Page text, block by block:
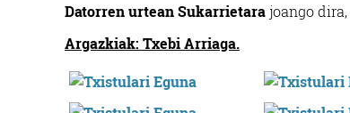
Datorren urtean Sukarrietara joango
Argazkiak: Txebi Arriaga.